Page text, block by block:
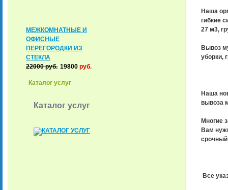
Наша
гибкие
27 м3,
Вывоз
уборки,
Наша
вывоза
Многие
Вам
срочный
Все
МЕЖКОМНАТНЫЕ И
ОФИСНЫЕ
ПЕРЕГОРОДКИ ИЗ
СТЕКЛА
22000руб. 19800 руб.
Каталог услуг
Каталог услуг